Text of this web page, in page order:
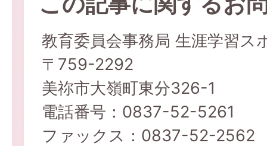
教育委員会事務局 生涯学習ス
〒759-2292
美祢市大嶺町東分326-1
電話番号：0837-52-5261
ファックス：0837-52-2562